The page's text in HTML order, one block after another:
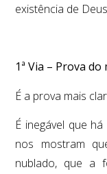
existência de
1ª Via – Prova
É a prova mais
É inegável que
nos mostram
nublado, que a